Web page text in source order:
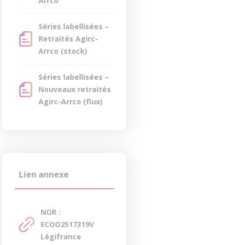
Séries labellisées –
Retraités Agirc-
Arrco (stock)
Séries labellisées –
Nouveaux retraités
Agirc-Arrco (flux)
Lien annexe
NOR :
ECOO2517319V
Légifrance